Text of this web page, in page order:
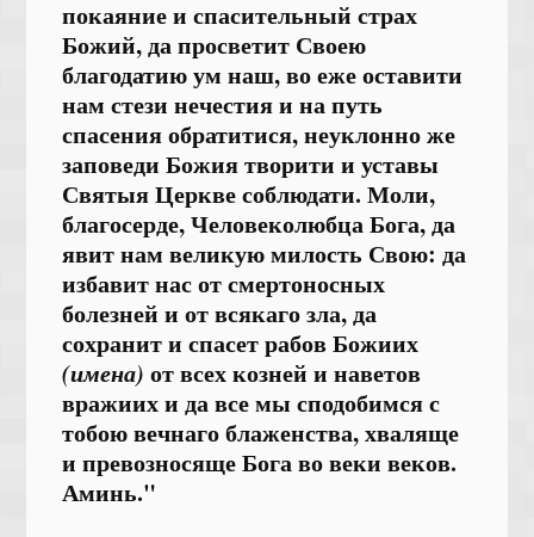
покаяние и спасительный страх
Божий, да просветит Своею
благодатию ум наш, во еже оставити
нам стези нечестия и на путь
спасения обратитися, неуклонно же
заповеди Божия творити и уставы
Святыя Церкве соблюдати. Моли,
благосерде, Человеколюбца Бога, да
явит нам великую милость Свою: да
избавит нас от смертоносных
болезней и от всякаго зла, да
сохранит и спасетрабов Божиих
(имена) от всех козней и наветов
вражиих и да все мы сподобимся с
тобоювечнаго блаженства, хваляще
и превозносяще Бога во веки веков.
Аминь."